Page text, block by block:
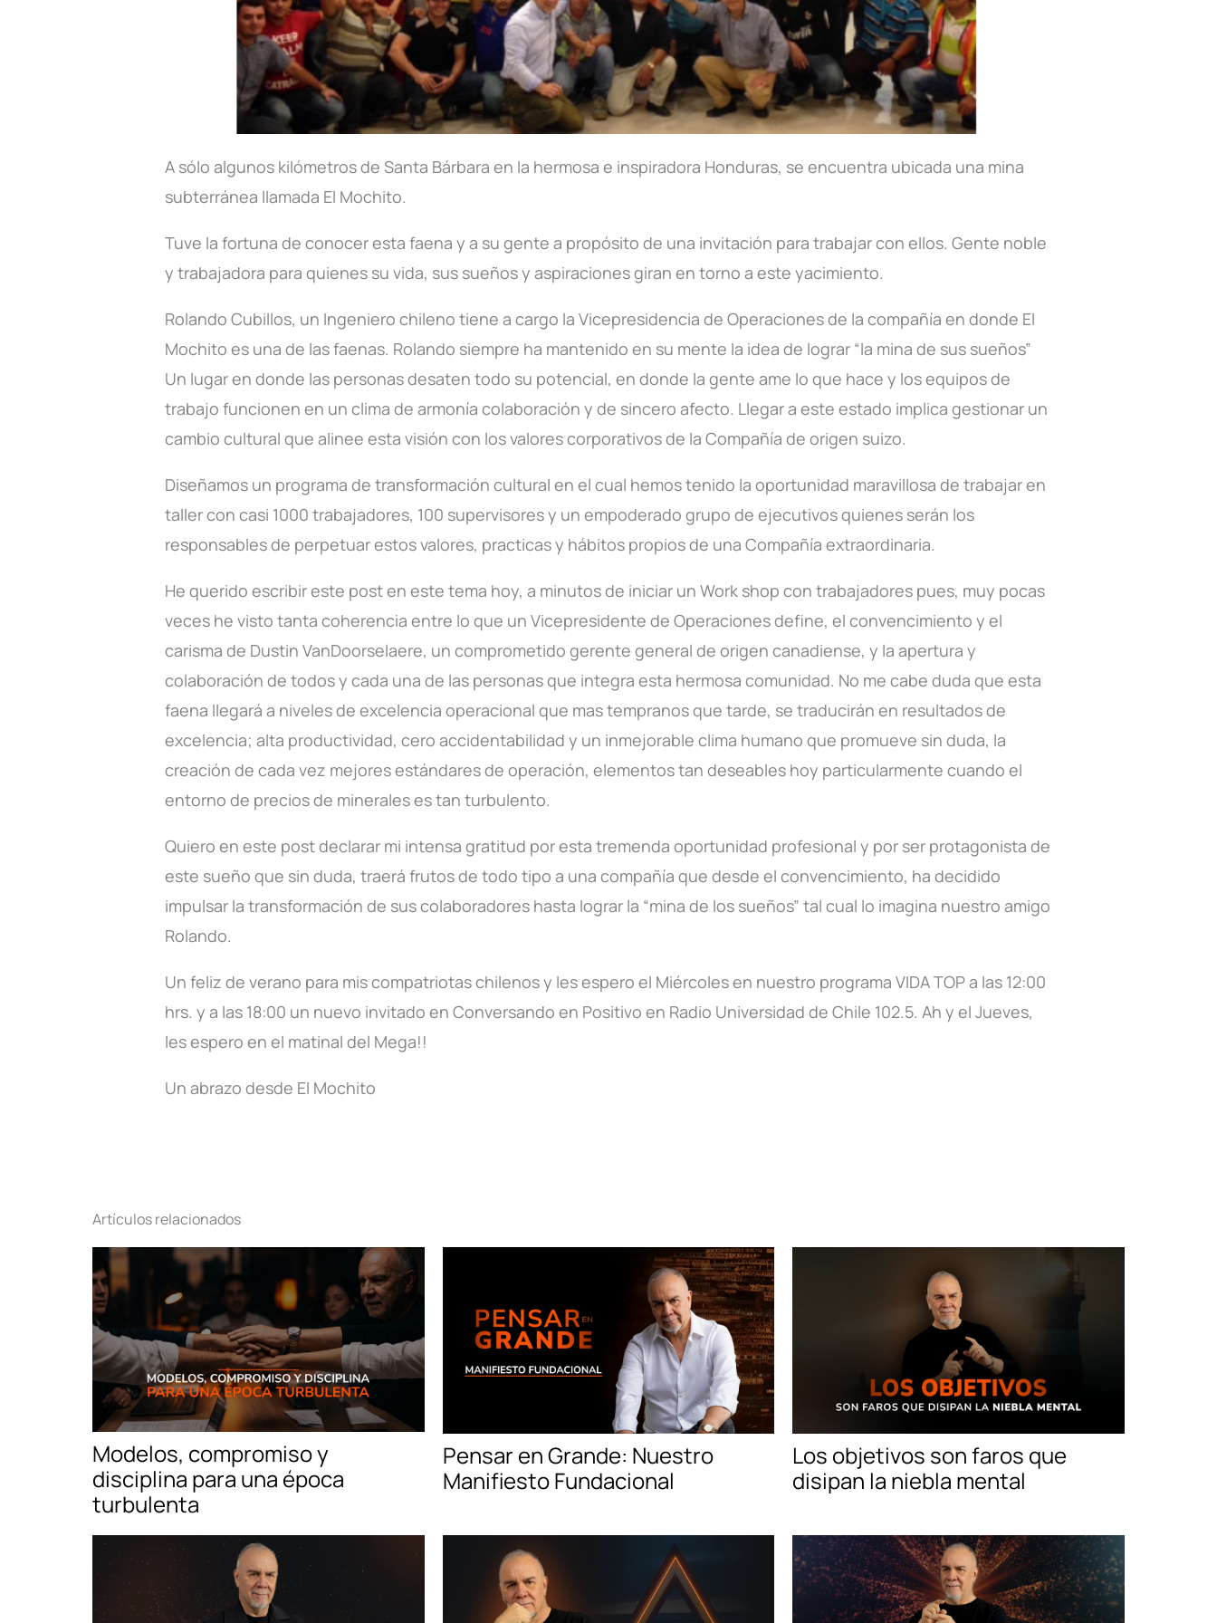
A sólo algunos kilómetros de Santa Bárbara en la hermosa e inspiradora Honduras, se encuentra ubicada una mina
subterránea llamada El Mochito.
Tuve la fortuna de conocer esta faena y a su gente a propósito de una invitación para trabajar con ellos. Gente noble
y trabajadora para quienes su vida, sus sueños y aspiraciones giran en torno a este yacimiento.
Rolando Cubillos, un Ingeniero chileno tiene a cargo la Vicepresidencia de Operaciones de la compañía en donde El
Mochito es una de las faenas. Rolando siempre ha mantenido en su mente la idea de lograr “la mina de sus sueños”
Un lugar en donde las personas desaten todo su potencial, en donde la gente ame lo que hace y los equipos de
trabajo funcionen en un clima de armonía colaboración y de sincero afecto. Llegar a este estado implica gestionar un
cambio cultural que alinee esta visión con los valores corporativos de la Compañía de origen suizo.
Diseñamos un programa de transformación cultural en el cual hemos tenido la oportunidad maravillosa de trabajar en
taller con casi 1000 trabajadores, 100 supervisores y un empoderado grupo de ejecutivos quienes serán los
responsables de perpetuar estos valores, practicas y hábitos propios de una Compañía extraordinaria.
He querido escribir este post en este tema hoy, a minutos de iniciar un Work shop con trabajadores pues, muy pocas
veces he visto tanta coherencia entre lo que un Vicepresidente de Operaciones define, el convencimiento y el
carisma de Dustin VanDoorselaere, un comprometido gerente general de origen canadiense, y la apertura y
colaboración de todos y cada una de las personas que integra esta hermosa comunidad. No me cabe duda que esta
faena llegará a niveles de excelencia operacional que mas tempranos que tarde, se traducirán en resultados de
excelencia; alta productividad, cero accidentabilidad y un inmejorable clima humano que promueve sin duda, la
creación de cada vez mejores estándares de operación, elementos tan deseables hoy particularmente cuando el
entorno de precios de minerales es tan turbulento.
Quiero en este post declarar mi intensa gratitud por esta tremenda oportunidad profesional y por ser protagonista de
este sueño que sin duda, traerá frutos de todo tipo a una compañía que desde el convencimiento, ha decidido
impulsar la transformación de sus colaboradores hasta lograr la “mina de los sueños” tal cual lo imagina nuestro amigo
Rolando.
Un feliz de verano para mis compatriotas chilenos y les espero el Miércoles en nuestro programa VIDA TOP a las 12:00
hrs. y a las 18:00 un nuevo invitado en Conversando en Positivo en Radio Universidad de Chile 102.5. Ah y el Jueves,
les espero en el matinal del Mega!!
Un abrazo desde El Mochito
Artículos relacionados
Modelos, compromiso y
disciplina para una época
turbulenta
Pensar en Grande: Nuestro
Manifiesto Fundacional
Los objetivos son faros que
disipan la niebla mental